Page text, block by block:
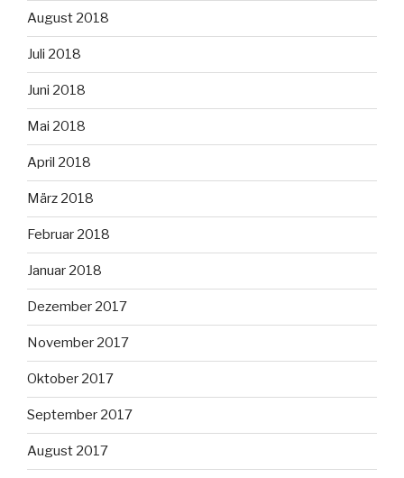
August 2018
Juli 2018
Juni 2018
Mai 2018
April 2018
März 2018
Februar 2018
Januar 2018
Dezember 2017
November 2017
Oktober 2017
September 2017
August 2017